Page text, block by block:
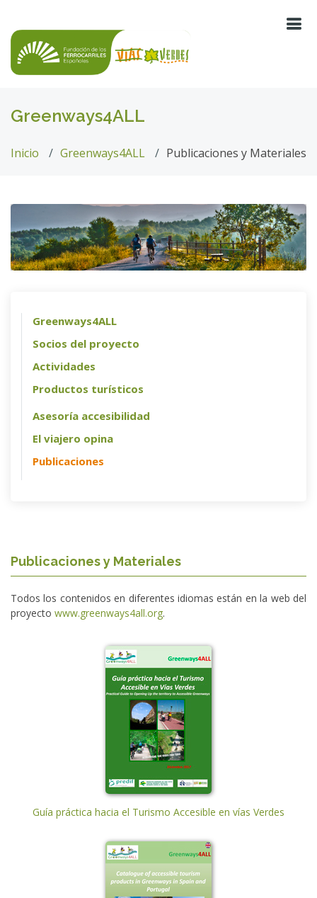
Greenways4ALL
Inicio Greenways4ALL Publicaciones y Materiales
Greenways4ALL
Socios del proyecto
Actividades
Productos turísticos
Asesoría accesibilidad
El viajero opina
Publicaciones
Publicaciones y Materiales
Todos los contenidos en diferentes idiomas están en la web del
proyecto www.greenways4all.org.
Guía práctica hacia el Turismo Accesible en vías Verdes